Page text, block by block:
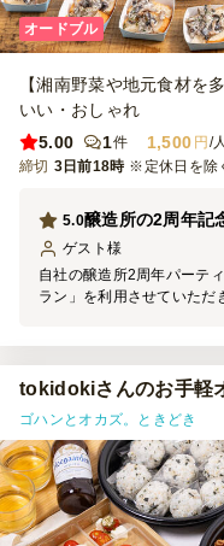
オードブル
【湘南野菜や地元食材を
いい・おしゃれ
5.00
1件 1,500 円 /
締切 3日前18時 ※定休日を除
5.0
ゲスト 様
自社の醸造所2周年パーテ
ラン」を利用させていただ
ーティーの雰囲気をぐっと
のブルーが差し色になって
ルプランながら、炊き込
まれており、食事のバラン
になくなっていました。）
何度も聞かれるほど来場者
願いして本当に良かったで
させていただきたいと思っ
tokidokiさんのお手軽
ゴハンとオカズ。ときどき